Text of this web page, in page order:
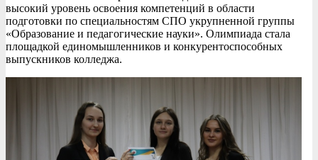
высокий уровень освоения компетенций в области
подготовки по специальностям СПО укрупненной группы
«Образование и педагогические науки». Олимпиада стала
площадкой единомышленников и конкурентоспособных
выпускников колледжа.